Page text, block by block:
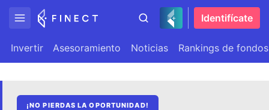
Identifícate
Invertir Asesoramiento Noticias Rankings de fondos
¡NO PIERDAS LA OPORTUNIDAD!